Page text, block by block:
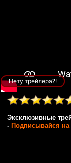
Нету трейлера?!
Эксклюзивные
- Подписывайся на